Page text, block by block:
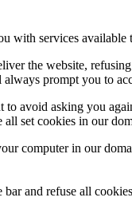
with services
the website,
prompt you to
avoid asking you
set cookies in our
computer in our
bar and refuse all